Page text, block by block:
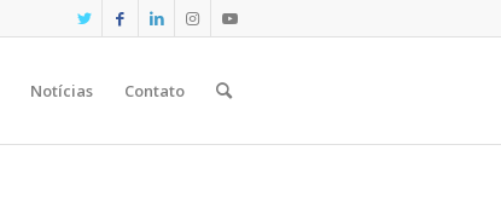
Notícias Contato